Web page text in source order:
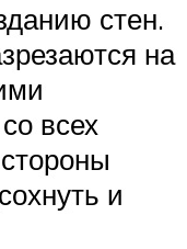
стен.
на
всех
и